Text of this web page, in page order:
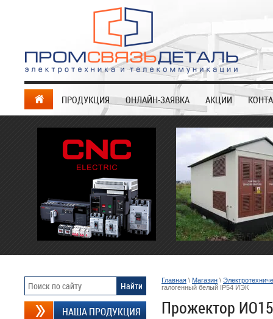
ПРОДУКЦИЯ ОНЛАЙН-ЗАЯВКА АКЦИИ
Главная \ Магазин \
галогенный белый IP54 ИЭК
Прожектор
НАША ПРОДУКЦИЯ